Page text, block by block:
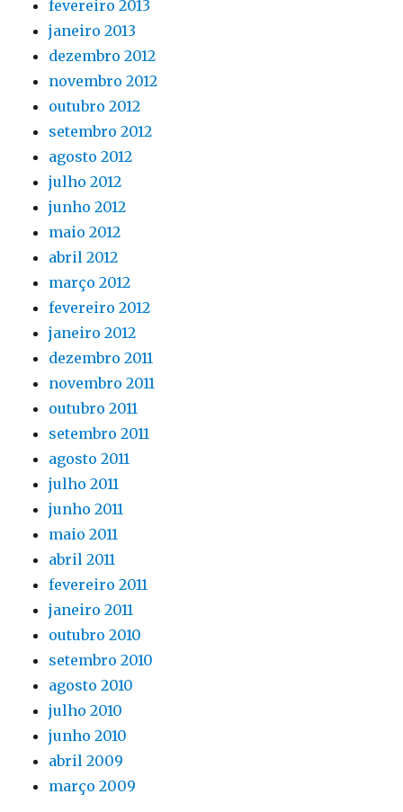
fevereiro 2013
janeiro 2013
dezembro 2012
novembro 2012
outubro 2012
setembro 2012
agosto 2012
julho 2012
junho 2012
maio 2012
abril 2012
março 2012
fevereiro 2012
janeiro 2012
dezembro 2011
novembro 2011
outubro 2011
setembro 2011
agosto 2011
julho 2011
junho 2011
maio 2011
abril 2011
fevereiro 2011
janeiro 2011
outubro 2010
setembro 2010
agosto 2010
julho 2010
junho 2010
abril 2009
março 2009